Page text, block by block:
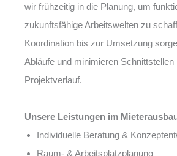
wir frühzeitig in die Planung, um
zukunftsfähige Arbeitswelten zu
Koordination bis zur Umsetzung
Abläufe und minimieren
Projektverlauf.
Unsere Leistungen im
Individuelle Beratung &
Raum- & Arbeitsplatzplanung